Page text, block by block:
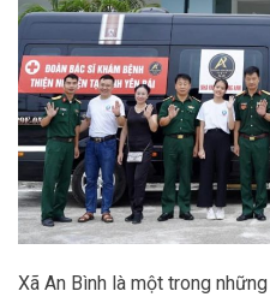
Xã An Bình là một trong